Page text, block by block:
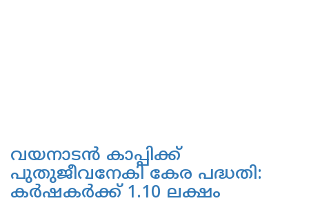
വയനാടന്‍ കാപ്പിക്ക്
പുതുജീവനേകി കേര പദ്ധതി:
കര്‍ഷകര്‍ക്ക് 1.10 ലക്ഷം